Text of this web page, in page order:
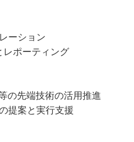
ーション
レポーティング
の先端技術の活用推進
提案と実行支援